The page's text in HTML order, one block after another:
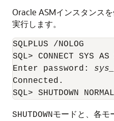
Oracle ASMインスタンス
実行します。
SQLPLUS /NOLOG
SQL> CONNECT SYS AS
Enter password:
Connected.
SHUTDOWNモードと、各モ